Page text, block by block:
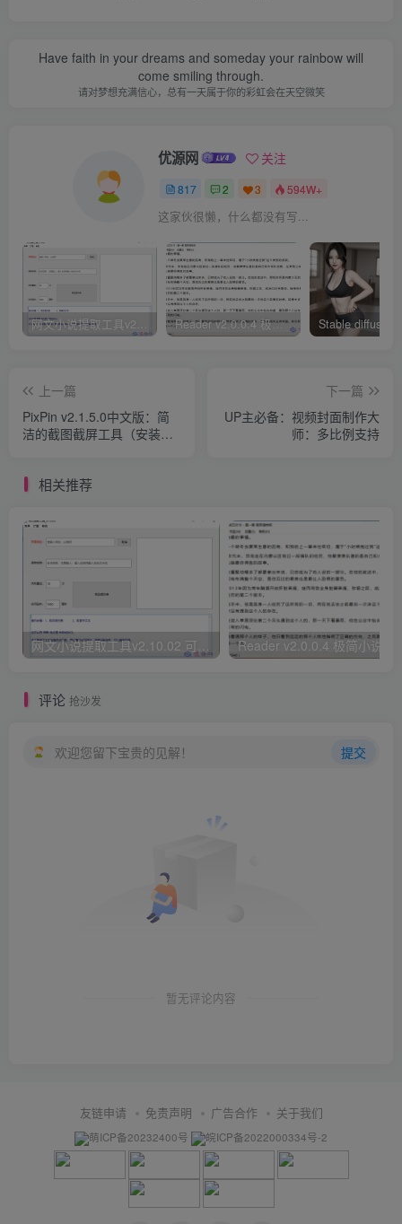
Have faith in your dreams and someday your rainbow will
come smiling through.
请对梦想充满信心，总有一天属于你的彩虹会在天空微笑
优源网 关注
817 2 3 594W+
这家伙很懒，什么都没有写...
网文小说提取工具v2.10.02 可以自动下载小说 从此不再花钱看小说 Reader v2.0.0.4 极简小说阅读器支持导入在线及离线书源
上一篇
PixPin v2.1.5.0中文版：简
洁的截图截屏工具（安装版
下一篇
UP主必备：视频封面制作大
师：多比例支持
相关推荐
网文小说提取工具v2.10.02 可以自动下载小说 从此不再花钱看小说
评论 抢沙发
欢迎您留下宝贵的见解！ 提交
暂无评论内容
友链申请 免责声明 广告合作 关于我们
萌ICP备20232400号 皖ICP备2022000334号-2